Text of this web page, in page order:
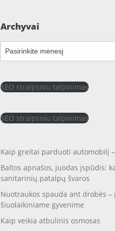
Archyvai
Archyvai
SEO straipsniu talpinimas
SEO straipsniu talpinimas
Kaip greitai parduoti automobilį
Baltos apnašos, juodas įspūdis:
sanitarinių patalpų švaros
Nuotraukos spauda ant drobės –
šiuolaikiniame gyvenime
Kaip veikia atbulinis osmosas